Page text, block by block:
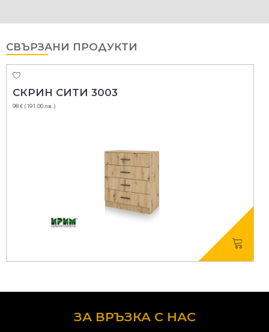
СВЪРЗАНИ ПРОДУКТИ
ЗА ВРЪЗКА С НАС